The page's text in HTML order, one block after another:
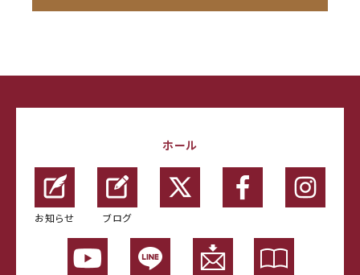
ホール
お知らせ ブログ